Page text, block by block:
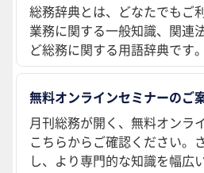
総務辞典とは、どなたでもご
業務に関する一般知識、関連
ど総務に関する用語辞典です。
無料オンラインセミナーのご
月刊総務が開く、無料オンラ
こちらからご確認ください。
し、より専門的な知識を幅広